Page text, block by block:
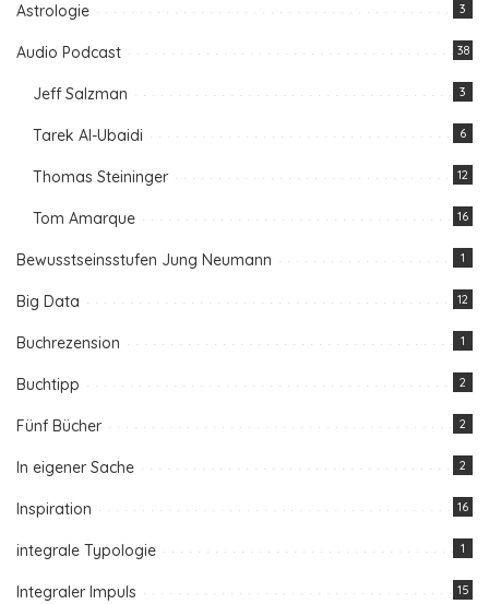
Astrologie 3
Audio Podcast 38
Jeff Salzman 3
Tarek Al-Ubaidi 6
Thomas Steininger 12
Tom Amarque 16
Bewusstseinsstufen Jung Neumann 1
Big Data 12
Buchrezension 1
Buchtipp 2
Fünf Bücher 2
In eigener Sache 2
Inspiration 16
integrale Typologie 1
Integraler Impuls 15